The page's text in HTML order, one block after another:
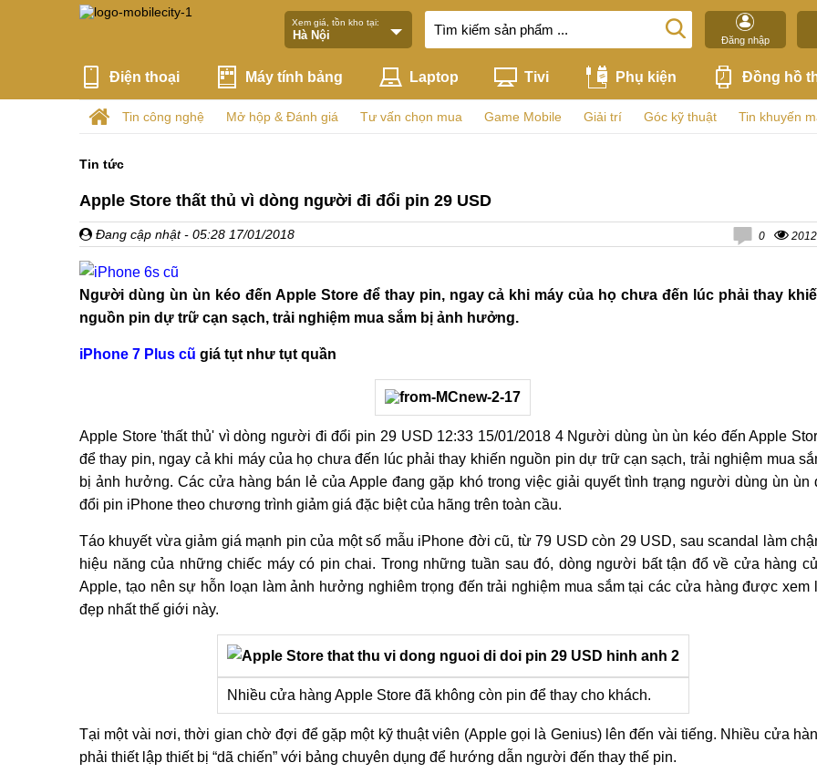
Xem giá, tồn kho tại:
Đăng nhập
Điện thoại Máy tính bảng Laptop Tivi Phụ kiện Đồng hồ
Tin công nghệ Mở hộp & Đánh giá Tư vấn chọn mua Game Mobile Giải trí Góc kỹ thuật Tin khuyến
Tin tức
Apple Store thất thủ vì dòng người đi đổi pin 29 USD
Đang cập nhật - 05:28 17/01/2018 0 2012
Người dùng ùn ùn kéo đến Apple Store để thay pin, ngay cả khi máy của họ chưa đến lúc phải thay
nguồn pin dự trữ cạn sạch, trải nghiệm mua sắm bị ảnh hưởng.
iPhone 7 Plus cũ giá tụt như tụt quần
Apple Store 'thất thủ' vì dòng người đi đổi pin 29 USD 12:33 15/01/2018 4 Người dùng ùn ùn kéo đến Apple
để thay pin, ngay cả khi máy của họ chưa đến lúc phải thay khiến nguồn pin dự trữ cạn sạch, trải nghiệm mua
bị ảnh hưởng. Các cửa hàng bán lẻ của Apple đang gặp khó trong việc giải quyết tình trạng người dùng ùn ùn
đổi pin iPhone theo chương trình giảm giá đặc biệt của hãng trên toàn cầu.
Táo khuyết vừa giảm giá mạnh pin của một số mẫu iPhone đời cũ, từ 79 USD còn 29 USD, sau scandal làm
hiệu năng của những chiếc máy có pin chai. Trong những tuần sau đó, dòng người bất tận đổ về cửa hàng
Apple, tạo nên sự hỗn loạn làm ảnh hưởng nghiêm trọng đến trải nghiệm mua sắm tại các cửa hàng được xem
đẹp nhất thế giới này.
Nhiều cửa hàng Apple Store đã không còn pin để thay cho khách.
Tại một vài nơi, thời gian chờ đợi để gặp một kỹ thuật viên (Apple gọi là Genius) lên đến vài tiếng. Nhiều cửa
phải thiết lập thiết bị “dã chiến” với bảng chuyên dụng để hướng dẫn người đến thay thế pin.